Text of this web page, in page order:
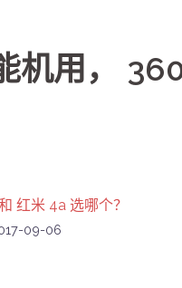
机用，
红米 4a 选哪个？
09-06